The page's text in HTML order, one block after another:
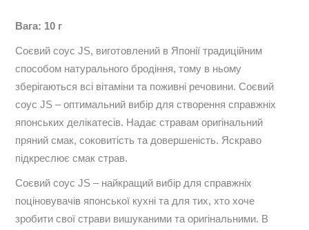
Вага: 10 г
Соєвий соус JS, виготовлений в Японії традиційним
способом натурального бродіння, тому в ньому
зберігаються всі вітаміни та поживні речовини. Соєвий
соус JS – оптимальний вибір для створення справжніх
японських делікатесів. Надає стравам оригінальний
пряний смак, соковитість та довершеність. Яскраво
підкреслює смак страв.
Соєвий соус JS – найкращий вибір для справжніх
поціновувачів японської кухні та для тих, хто хоче
зробити свої страви вишуканими та оригінальними. В